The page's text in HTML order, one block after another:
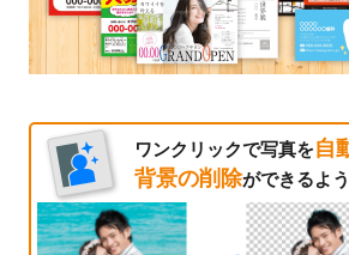
ワンクリックで写真を自
背景の削除ができるよ